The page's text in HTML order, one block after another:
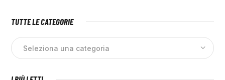
TUTTE LE CATEGORIE